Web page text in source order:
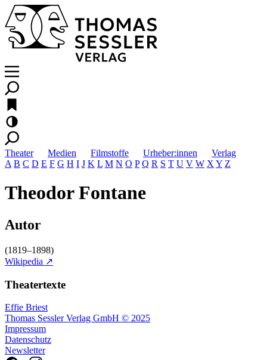
Theater Medien Filmstoffe Urheber:innen
Verlag
A B C D E F G H I J K L M N O P Q R S T U V W X Y Z
Theodor Fontane
Autor
(1819–1898)
Wikipedia ↗
Theatertexte
Effie Briest
Thomas Sessler Verlag GmbH © 2025
Impressum
Datenschutz
Newsletter